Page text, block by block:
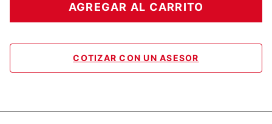
AGREGAR AL CARRITO
COTIZAR CON UN ASESOR